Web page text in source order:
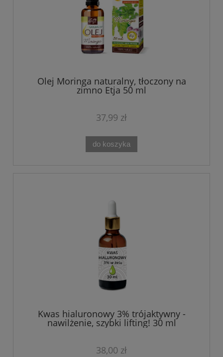
Olej Moringa naturalny, tłoczony na
zimno Etja 50 ml
37,99 zł
do koszyka
Kwas hialuronowy 3% trójaktywny -
nawilżenie, szybki lifting! 30 ml
38,00 zł